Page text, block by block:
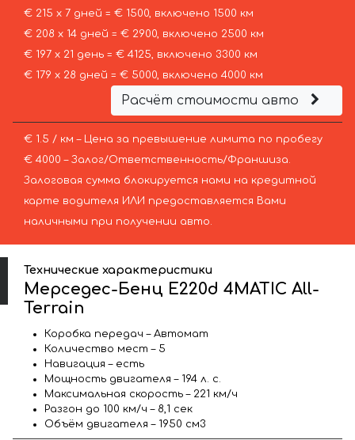
€ 215 х 7 дней = € 1500, включено 1500 км
€ 208 х 14 дней = € 2900, включено 2500 км
€ 197 х 21 день = € 4125, включено 3300 км
€ 179 х 28 дней = € 5000, включено 4000 км
Расчёт стоимости авто
€ 1.5 / км – Цена за превышение лимита по пробегу
€ 4000 – Залог/Ответственность/Франшиза.
Залоговая сумма блокируется нами на кредитной
карте водителя ИЛИ предоставляется Вами
наличными при получении авто.
Технические характеристики
Мерседес-Бенц E220d 4MATIC All-
Terrain
Коробка передач – Автомат
Количество мест – 5
Навигация – есть
Мощность двигателя – 194 л. с.
Максимальная скорость – 221 км/ч
Разгон до 100 км/ч – 8,1 сек
Объём двигателя – 1950 см3